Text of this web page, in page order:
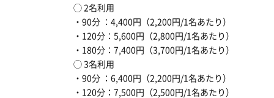
◯ 2名利用
・90分 ：4,400円（2,200円/1名あたり）
・120分：5,600円（2,800円/1名あたり）
・180分：7,400円（3,700円/1名あたり）
◯ 3名利用
・90分 ：6,400円（2,200円/1名あたり）
・120分：7,500円（2,500円/1名あたり）